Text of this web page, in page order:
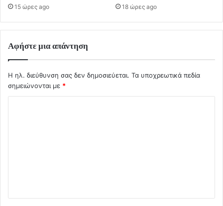
15 ώρες ago 18 ώρες ago
Αφήστε μια απάντηση
Η ηλ. διεύθυνση σας δεν δημοσιεύεται. Τα υποχρεωτικά πεδία
σημειώνονται με *